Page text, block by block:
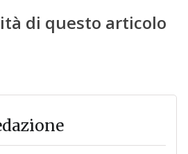
di questo articolo